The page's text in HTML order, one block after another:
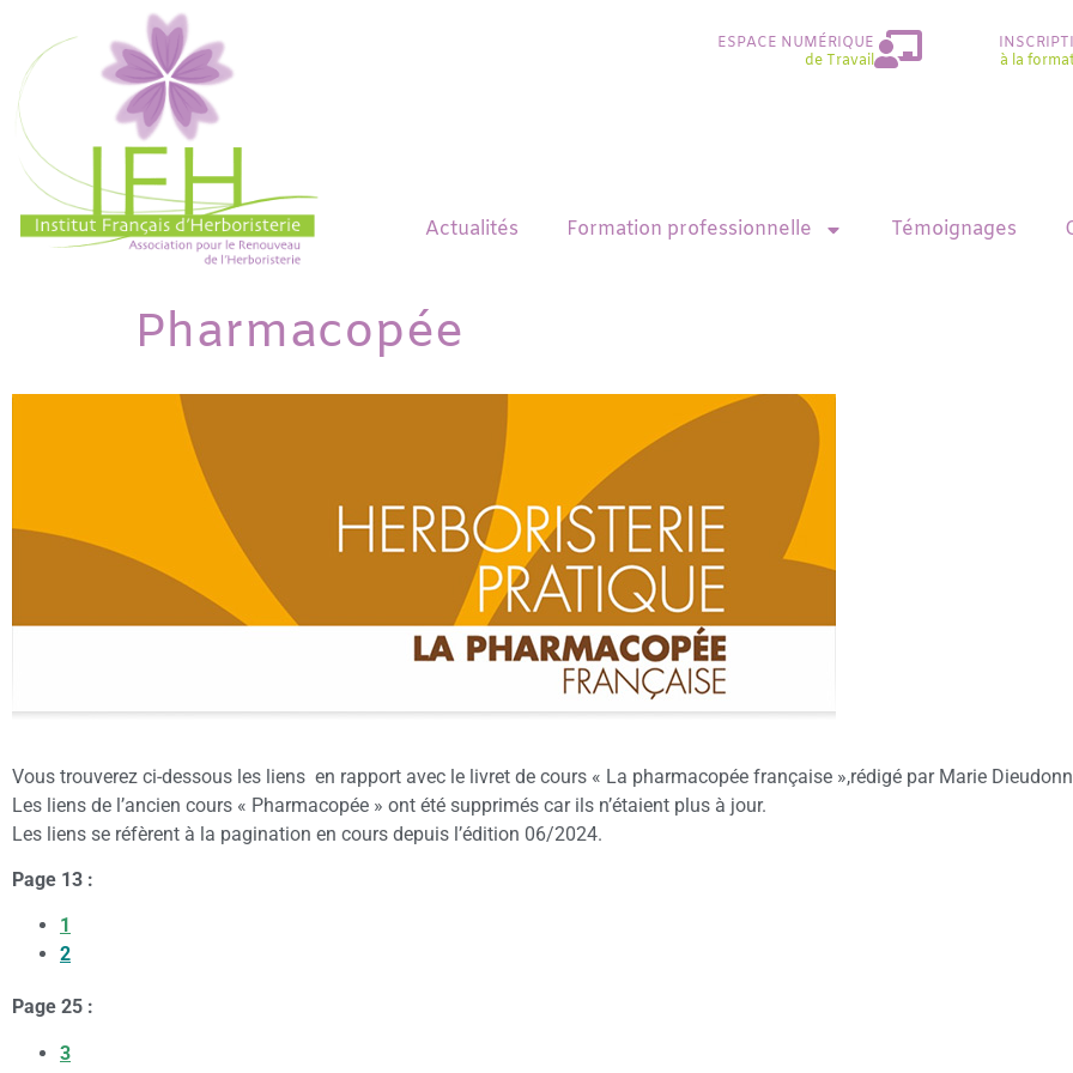
ESPACE NUMÉRIQUE
de Travail
à la
Actualités Formation professionnelle Témoignages
Pharmacopée
Vous trouverez ci-dessous les liens en rapport avec le livret de cours « La pharmacopée française »,rédigé par Marie
Les liens de l’ancien cours « Pharmacopée » ont été supprimés car ils n’étaient plus à jour.
Les liens se réfèrent à la pagination en cours depuis l’édition 06/2024.
Page 13 :
1
2
Page 25 :
3